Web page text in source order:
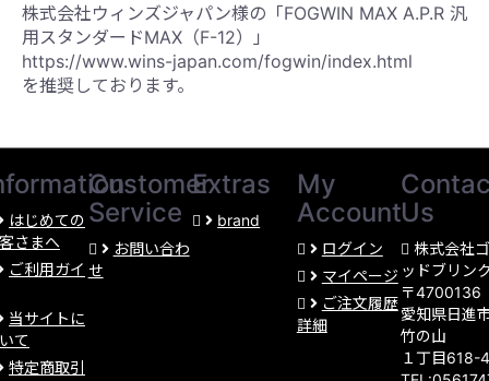
株式会社ウィンズジャパン様の「FOGWIN MAX A.P.R 汎
用スタンダードMAX（F-12）」
https://www.wins-japan.com/fogwin/index.html
を推奨しております。
はじめての
さまへ
ご利用ガイ
当サイトに
て
特定商取引
Customer
Service
お問い合わ
せ
Extras
brand
My
Account
ログイン
マイページ
ご注文履歴
詳細
Us
株式会社
ッドブリン
〒4700136
愛知県日進
竹の山
１丁目618-